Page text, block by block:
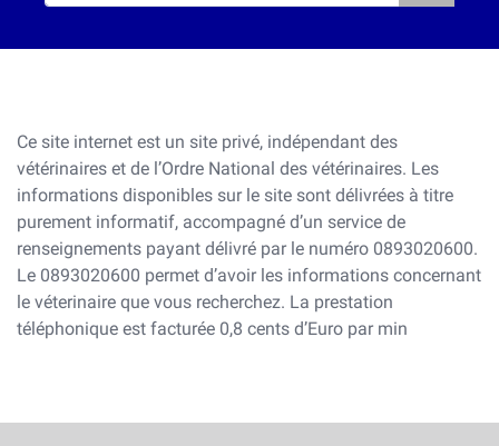
Ce site internet est un site privé, indépendant des
vétérinaires et de l’Ordre National des vétérinaires. Les
informations disponibles sur le site sont délivrées à titre
purement informatif, accompagné d’un service de
renseignements payant délivré par le numéro 0893020600.
Le 0893020600 permet d’avoir les informations concernant
le véterinaire que vous recherchez. La prestation
téléphonique est facturée 0,8 cents d’Euro par min